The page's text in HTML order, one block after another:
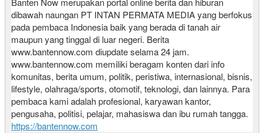
dibawah naungan PT INTAN PERMATA MEDIA yang berfokus
pada pembaca Indonesia baik yang berada di tanah air
maupun yang tinggal di luar negeri. Berita
www.bantennow.com diupdate selama 24 jam.
www.bantennow.com memiliki beragam konten dari info
komunitas, berita umum, politik, peristiwa, internasional, bisnis,
lifestyle, olahraga/sports, otomotif, teknologi, dan lainnya. Para
pembaca kami adalah profesional, karyawan kantor,
pengusaha, politisi, pelajar, mahasiswa dan ibu rumah tangga.
https://bantennow.com